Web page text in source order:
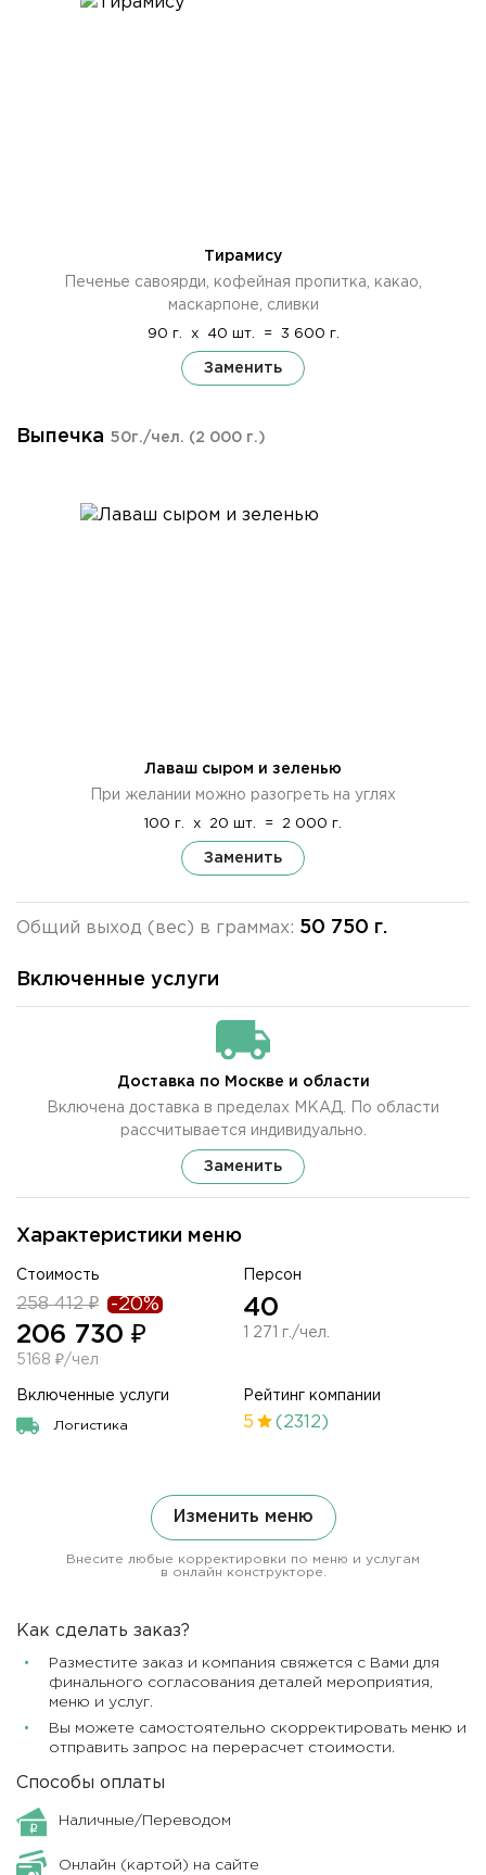
Характеристики меню
Стоимость
258 412 ₽ -20%
206 730 ₽
5168 ₽/чел
Персон
40
1 271 г./чел.
Включенные услуги
Логистика
Рейтинг компании
5 (2312)
Тирамису
Печенье савоярди, кофейная пропитка, какао,
маскарпоне, сливки
90 г. x 40 шт. = 3 600 г.
Заменить
Выпечка 50г./чел. (2 000 г.)
Лаваш сыром и зеленью
При желании можно разогреть на углях
100 г. x 20 шт. = 2 000 г.
Заменить
Общий выход (вес) в граммах: 50 750 г.
Изменить меню
Внесите любые корректировки по меню и услугам
в онлайн конструкторе.
Включенные услуги
Доставка по Москве и области
Включена доставка в пределах МКАД. По области
рассчитывается индивидуально.
Заменить
Как сделать заказ?
Разместите заказ и компания свяжется с Вами для
финального согласования деталей мероприятия,
меню и услуг.
Вы можете самостоятельно скорректировать меню и
отправить запрос на перерасчет стоимости.
Способы оплаты
Наличные/Переводом
Онлайн (картой) на сайте